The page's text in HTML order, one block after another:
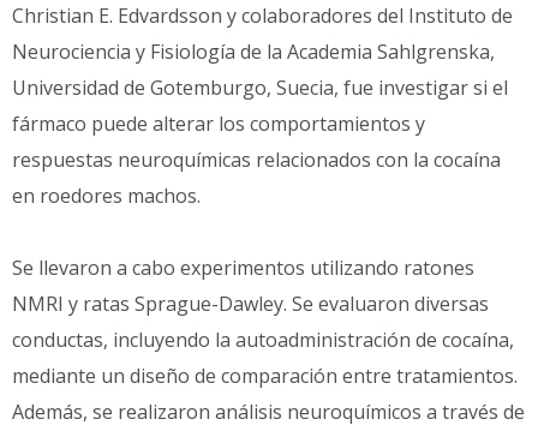
Christian E. Edvardsson y colaboradores del Instituto de
Neurociencia y Fisiología de la Academia Sahlgrenska,
Universidad de Gotemburgo, Suecia, fue investigar si el
fármaco puede alterar los comportamientos y
respuestas neuroquímicas relacionados con la cocaína
en roedores machos.
Se llevaron a cabo experimentos utilizando ratones
NMRI y ratas Sprague-Dawley. Se evaluaron diversas
conductas, incluyendo la autoadministración de cocaína,
mediante un diseño de comparación entre tratamientos.
Además, se realizaron análisis neuroquímicos a través de